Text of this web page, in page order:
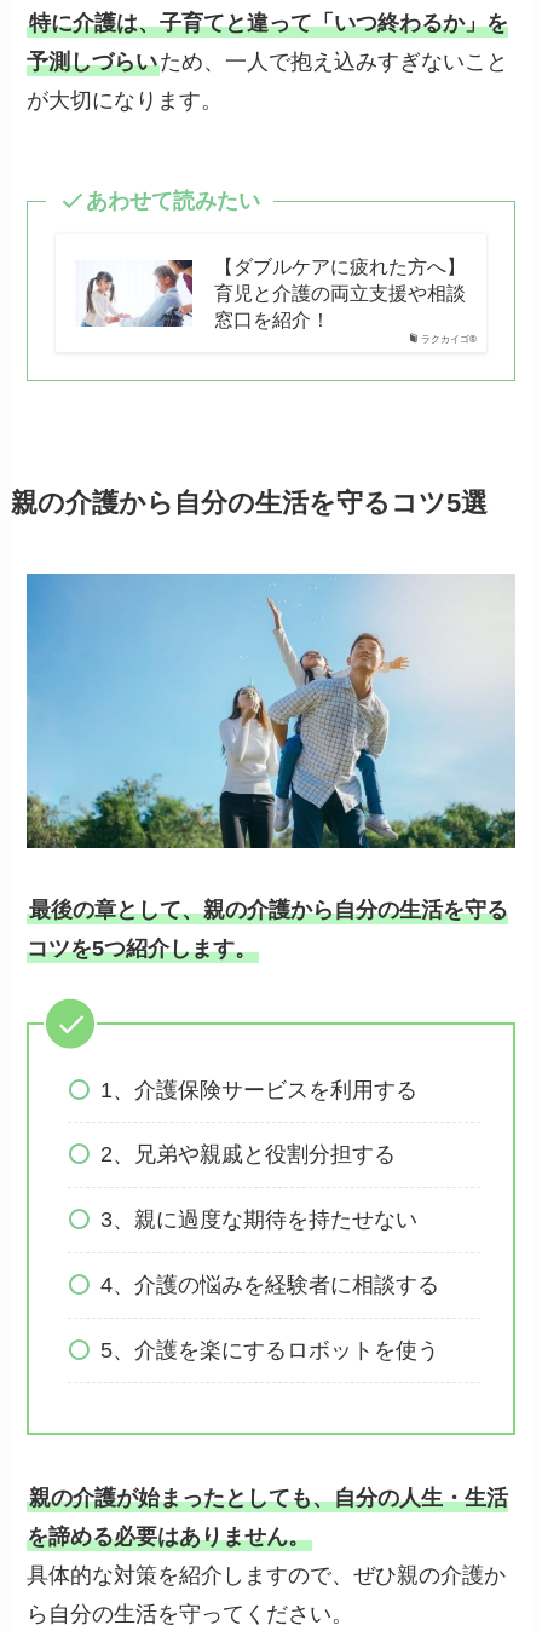
特に介護は、子育てと違って「いつ終わるか」を
予測しづらいため、一人で抱え込みすぎないこと
が大切になります。
あわせて読みたい
ラクカイゴ®
【ダブルケアに疲れた方へ】
育児と介護の両立支援や相談
窓口を紹介！
親の介護から自分の生活を守るコツ5選
最後の章として、親の介護から自分の生活を守る
コツを5つ紹介します。
1、介護保険サービスを利用する
2、兄弟や親戚と役割分担する
3、親に過度な期待を持たせない
4、介護の悩みを経験者に相談する
5、介護を楽にするロボットを使う
親の介護が始まったとしても、自分の人生・生活
を諦める必要はありません。
具体的な対策を紹介しますので、ぜひ親の介護か
ら自分の生活を守ってください。